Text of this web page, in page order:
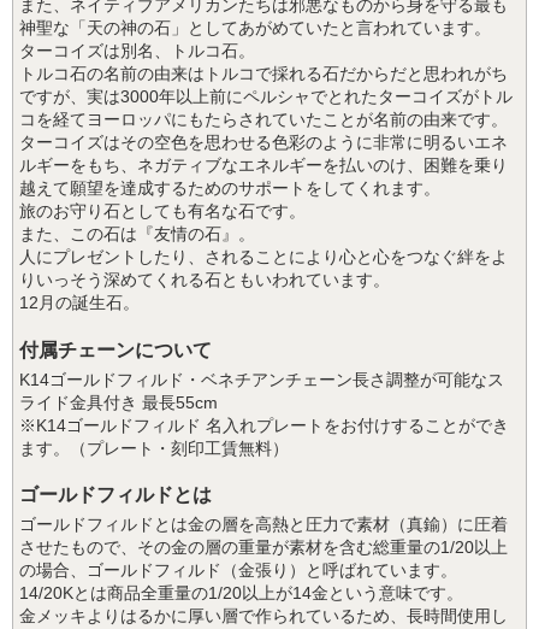
また、ネイティブアメリカンたちは邪悪なものから身を守る最も
神聖な「天の神の石」としてあがめていたと言われています。
ターコイズは別名、トルコ石。
トルコ石の名前の由来はトルコで採れる石だからだと思われがち
ですが、実は3000年以上前にペルシャでとれたターコイズがトル
コを経てヨーロッパにもたらされていたことが名前の由来です。
ターコイズはその空色を思わせる色彩のように非常に明るいエネ
ルギーをもち、ネガティブなエネルギーを払いのけ、困難を乗り
越えて願望を達成するためのサポートをしてくれます。
旅のお守り石としても有名な石です。
また、この石は『友情の石』。
人にプレゼントしたり、されることにより心と心をつなぐ絆をよ
りいっそう深めてくれる石ともいわれています。
12月の誕生石。
付属チェーンについて
K14ゴールドフィルド・ベネチアンチェーン長さ調整が可能なス
ライド金具付き 最長55cm
※K14ゴールドフィルド 名入れプレートをお付けすることができ
ます。（プレート・刻印工賃無料）
ゴールドフィルドとは
ゴールドフィルドとは金の層を高熱と圧力で素材（真鍮）に圧着
させたもので、その金の層の重量が素材を含む総重量の1/20以上
の場合、ゴールドフィルド（金張り）と呼ばれています。
14/20Kとは商品全重量の1/20以上が14金という意味です。
金メッキよりはるかに厚い層で作られているため、長時間使用し